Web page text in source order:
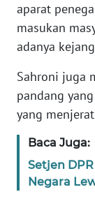
aparat
masukan
adanya
Sahroni juga
pandang
yang
Baca Juga:
Setjen
Negara
DISCLAIMER
News
Regional
WN
SUMUT
WN
JAKARTA